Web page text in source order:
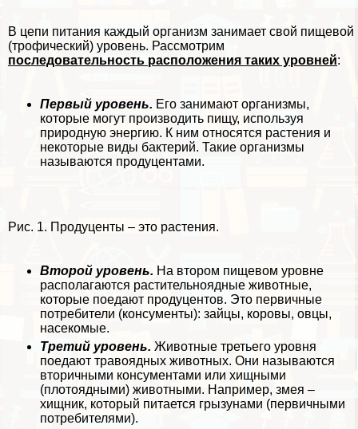
В цепи питания каждый организм занимает свой пищевой
(трофический) уровень. Рассмотрим
последовательность расположения таких уровней:
Первый уровень. Его занимают организмы,
которые могут производить пищу, используя
природную энергию. К ним относятся растения и
некоторые виды бактерий. Такие организмы
называются продуцентами.
Рис. 1. Продуценты – это растения.
Второй уровень. На втором пищевом уровне
располагаются растительноядные животные,
которые поедают продуцентов. Это первичные
потребители (консументы): зайцы, коровы, овцы,
насекомые.
Третий уровень. Животные третьего уровня
поедают травоядных животных. Они называются
вторичными консументами или хищными
(плотоядными) животными. Например, змея –
хищник, который питается грызунами (первичными
потребителями).